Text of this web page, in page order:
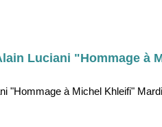
Luciani "Hommage à
"Hommage à Michel Khleifi"